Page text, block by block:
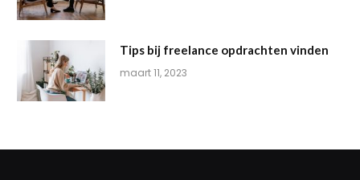
Tips bij freelance opdrachten vinden
maart 11, 2023